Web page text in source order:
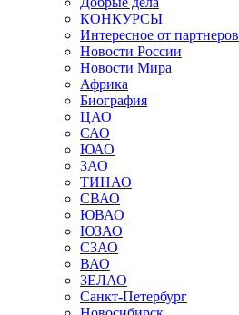
КОНКУРСЫ
Интересное от партнеров
Новости России
Новости Мира
Африка
Биография
ЦАО
САО
ЮАО
ЗАО
ТИНАО
СВАО
ЮВАО
ЮЗАО
СЗАО
ВАО
ЗЕЛАО
Санкт-Петербург